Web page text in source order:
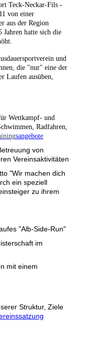
Teck-Neckar-Fils -
von einer
aus der Region
hatte sich die
und
die "nur" eine der
Laufen ausüben,
Wettkampf- und
Radfahren,
sangebote
von
Vereinsaktivitäten
"Wir machen dich
ein speziell
zu ihrem
"Alb-Side-Run"
im
mit einem
Struktur, Ziele